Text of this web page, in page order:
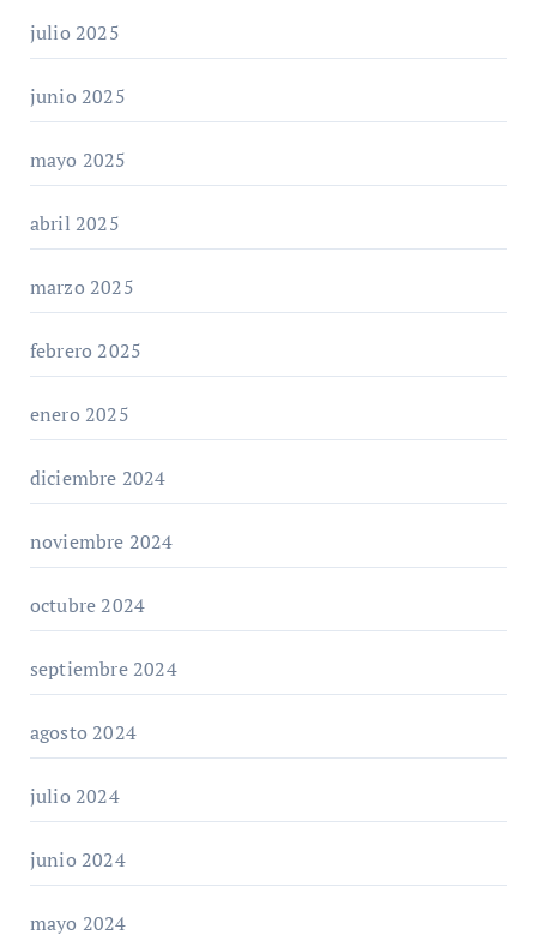
julio 2025
junio 2025
mayo 2025
abril 2025
marzo 2025
febrero 2025
enero 2025
diciembre 2024
noviembre 2024
octubre 2024
septiembre 2024
agosto 2024
julio 2024
junio 2024
mayo 2024